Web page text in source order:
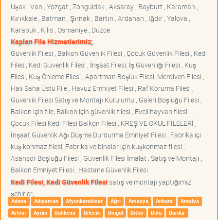
Uşak , Van , Yozgat , Zonguldak , Aksaray , Bayburt , Karaman ,
Kırıkkale , Batman , Şırnak , Bartın , Ardahan , Iğdır , Yalova ,
Karabük , Kilis , Osmaniye , Düzce
Kaplan File Hizmetlerimiz;
Güvenlik Filesi , Balkon Güvenlik Filesi , Çocuk Güvenlik Filesi , Kedi
Filesi, Kedi Güvenlik Filesi , İnşaat Filesi, İş Güvenliği Filesi , Kuş
Filesi, Kuş Önleme Filesi , Apartman Boşluk Filesi, Merdiven Filesi ,
Halı Saha Üstü File , Havuz Emniyet Filesi , Raf Koruma Filesi ,
Güvenlik Filesi Satış ve Montajı Kurulumu , Galeri Boşluğu Filesi ,
Balkon için file, Balkon için güvenlik filesi , Evcil hayvan filesi
Çocuk Filesi Kedi Filesi Balkon Filesi , KREŞ VE OKUL FİLELERİ ,
İnşaat Güvenlik Ağı Düşme Durdurma Emniyet Filesi , Fabrika içi
kuş konmaz filesi, Fabrika ve binalar için kuşkonmaz filesi ,
Asansör Boşluğu Filesi , Güvenlik Filesi İmalat , Satış ve Montajı ,
Balkon Emniyet Filesi , Hastane Güvenlik Filesi
Kedi Filesi, Kedi Güvenlik Filesisatış ve montajı yaptığımız
şehirler;
Adana Adıyaman Afyonkarahisar Ağrı Amasya Ankara
Antalya
Artvin
Aydın Balıkesir Bilecik Bingöl Bitlis Bolu
Burdur